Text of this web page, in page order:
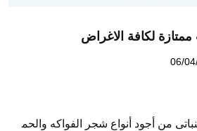
لكافة الاغراض
06/
من أجود أنواع شجر الفواكه والحم